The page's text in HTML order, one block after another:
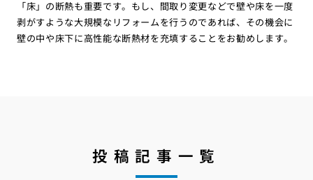
「床」の断熱も重要です。もし、間取り変更などで壁や床を一度
剥がすような大規模なリフォームを行うのであれば、その機会に
壁の中や床下に高性能な断熱材を充填することをお勧めします。
投稿記事一覧